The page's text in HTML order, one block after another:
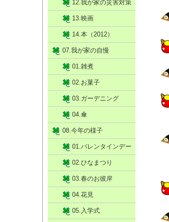
12.我が家の災害対策
13.映画
14.本（2012）
07.我が家の自慢
01.雑煮
02.お菓子
03.ガーデニング
04.傘
08.今年の様子
01.バレンタインデー
02.ひなまつり
03.春のお彼岸
04.花見
05.入学式